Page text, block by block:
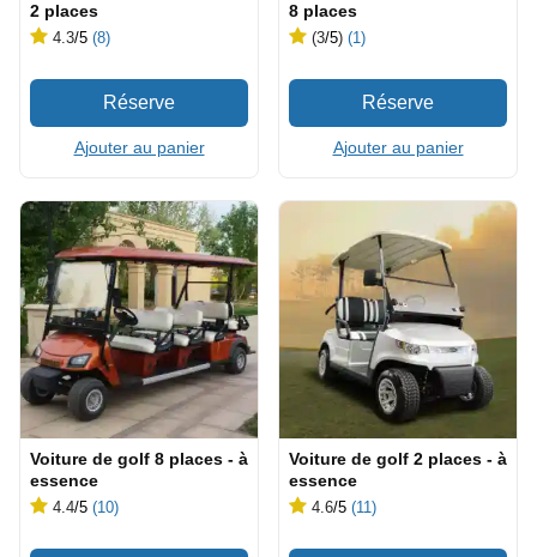
2 places
4.3/5 (8)
Ajouter au panier
8 places
(3/5) (1)
Ajouter au panier
Voiture de golf 8 places - à
essence
4.4/5 (10)
Voiture de golf 2 places - à
essence
4.6/5 (11)